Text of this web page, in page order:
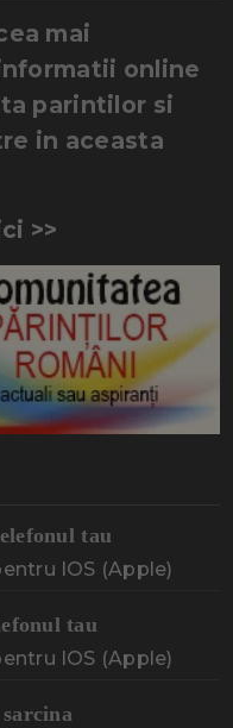
mai
online
parintilor si
in aceasta
>>
tau
IOS (Apple)
tau
IOS (Apple)